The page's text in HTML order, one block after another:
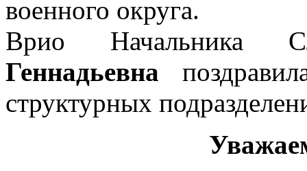
военного округа.
Врио Начальника
Геннадьевна
структурных